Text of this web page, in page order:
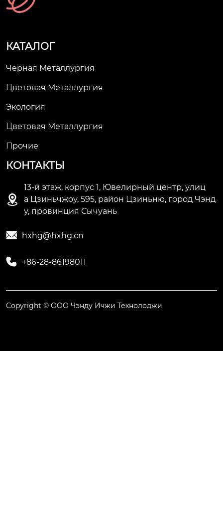
КАТАЛОГ
Черная Металлургия
Цветовая Металлургия
Экология
Цветовая Металлургия
Прочие
КОНТАКТЫ

13-й этаж, корпус 1, Ювелирный центр, улиц
а Цзиньчжоу, 595, район Цзиньню, город Чэнд
у, провинция Сычуань
 hxhg@hxhg.cn
 +86-28-86198011
Copyright © ООО Чэнду Ичжи Технолоджи